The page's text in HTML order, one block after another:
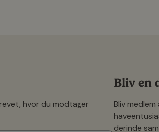
haven
at bryde tætte og kompakte planter op.
at fungere.
sommeren.
hvor du modtager
Bliv en
Bliv
derinde